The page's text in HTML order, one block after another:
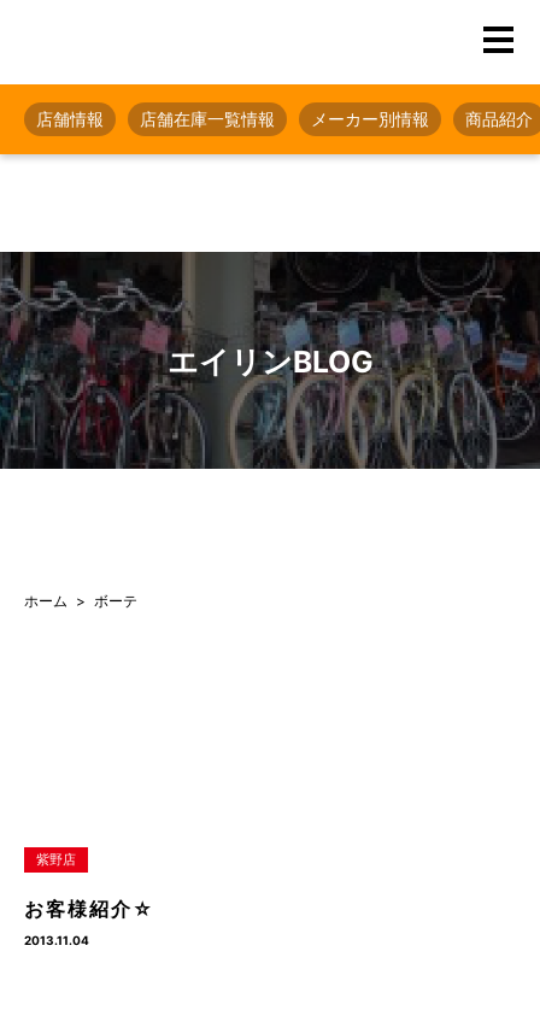
店舗情報 店舗在庫一覧情報 メーカー別情報 商品紹介
エイリンBLOG
ホーム ボーテ
紫野店
お客様紹介☆
2013.11.04